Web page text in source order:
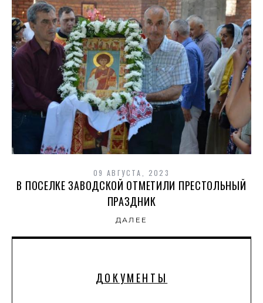
ДОКУМЕНТЫ
09 АВГУСТА, 2023
В ПОСЕЛКЕ ЗАВОДСКОЙ ОТМЕТИЛИ ПРЕСТОЛЬНЫЙ
ПРАЗДНИК
ДАЛЕЕ